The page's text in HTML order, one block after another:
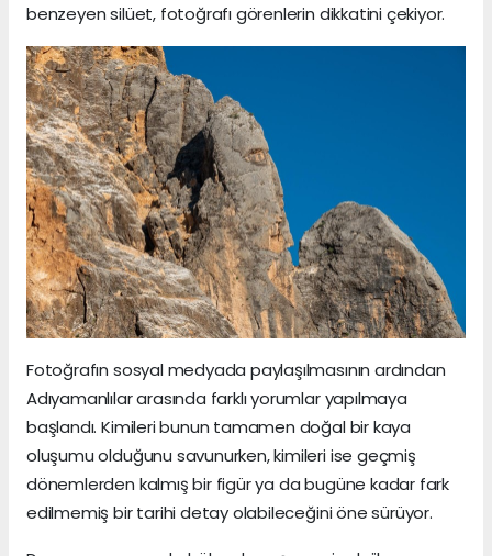
benzeyen silüet, fotoğrafı görenlerin dikkatini çekiyor.
Fotoğrafın sosyal medyada paylaşılmasının ardından
Adıyamanlılar arasında farklı yorumlar yapılmaya
başlandı. Kimileri bunun tamamen doğal bir kaya
oluşumu olduğunu savunurken, kimileri ise geçmiş
dönemlerden kalmış bir figür ya da bugüne kadar fark
edilmemiş bir tarihi detay olabileceğini öne sürüyor.